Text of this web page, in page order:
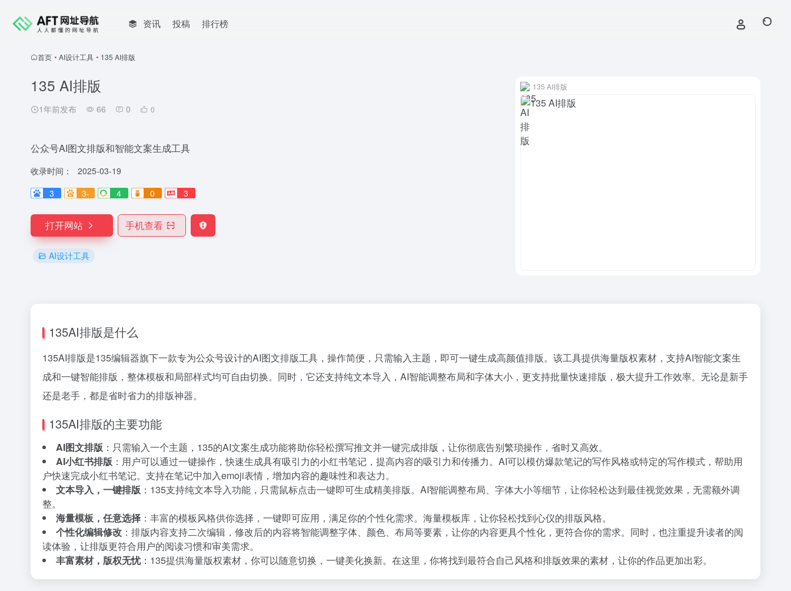
资讯 投稿 排行榜
首页 • AI设计工具 • 135 AI排版
135 AI排版
1年前发布 66 0 0
公众号AI图文排版和智能文案生成工具
收录时间：
2025-03-19
3
3- 4 0 3
打开网站 手机查看
AI设计工具
135 AI排版
135AI排版是什么
135AI排版是135编辑器旗下一款专为公众号设计的AI图文排版工具，操作简便，只需输入主题，即可一键生成高颜值排版。该工具提供海量版权素材，支持AI智能文案生
成和一键智能排版，整体模板和局部样式均可自由切换。同时，它还支持纯文本导入，AI智能调整布局和字体大小，更支持批量快速排版，极大提升工作效率。无论是新手
还是老手，都是省时省力的排版神器。
135AI排版的主要功能
AI图文排版 ：只需输入一个主题，135的AI文案生成功能将助你轻松撰写推文并一键完成排版，让你彻底告别繁琐操作，省时又高效。
AI小红书排版 ：用户可以通过一键操作，快速生成具有吸引力的小红书笔记，提高内容的吸引力和传播力。AI可以模仿爆款笔记的写作风格或特定的写作模式，帮助用
户快速完成小红书笔记。支持在笔记中加入emoji表情，增加内容的趣味性和表达力。
文本导入，一键排版 ：135支持纯文本导入功能，只需鼠标点击一键即可生成精美排版。AI智能调整布局、字体大小等细节，让你轻松达到最佳视觉效果，无需额外调
整。
海量模板，任意选择 ：丰富的模板风格供你选择，一键即可应用，满足你的个性化需求。海量模板库，让你轻松找到心仪的排版风格。
个性化编辑修改 ：排版内容支持二次编辑，修改后的内容将智能调整字体、颜色、布局等要素，让你的内容更具个性化，更符合你的需求。同时，也注重提升读者的阅
读体验，让排版更符合用户的阅读习惯和审美需求。
丰富素材，版权无忧：135提供海量版权素材，你可以随意切换，一键美化换新。在这里，你将找到最符合自己风格和排版效果的素材，让你的作品更加出彩。